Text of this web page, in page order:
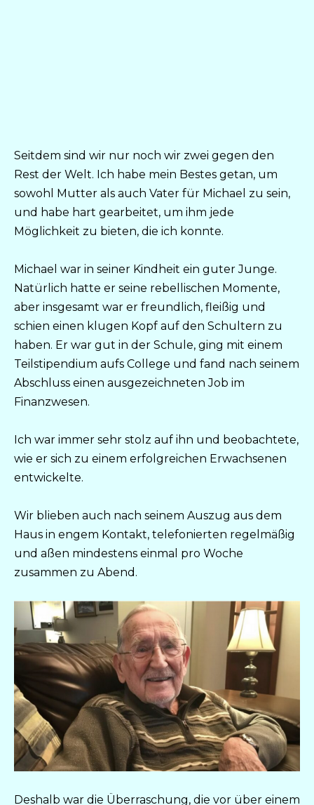
Seitdem sind wir nur noch wir zwei gegen den
Rest der Welt. Ich habe mein Bestes getan, um
sowohl Mutter als auch Vater für Michael zu sein,
und habe hart gearbeitet, um ihm jede
Möglichkeit zu bieten, die ich konnte.
Michael war in seiner Kindheit ein guter Junge.
Natürlich hatte er seine rebellischen Momente,
aber insgesamt war er freundlich, fleißig und
schien einen klugen Kopf auf den Schultern zu
haben. Er war gut in der Schule, ging mit einem
Teilstipendium aufs College und fand nach seinem
Abschluss einen ausgezeichneten Job im
Finanzwesen.
Ich war immer sehr stolz auf ihn und beobachtete,
wie er sich zu einem erfolgreichen Erwachsenen
entwickelte.
Wir blieben auch nach seinem Auszug aus dem
Haus in engem Kontakt, telefonierten regelmäßig
und aßen mindestens einmal pro Woche
zusammen zu Abend.
Deshalb war die Überraschung, die vor über einem